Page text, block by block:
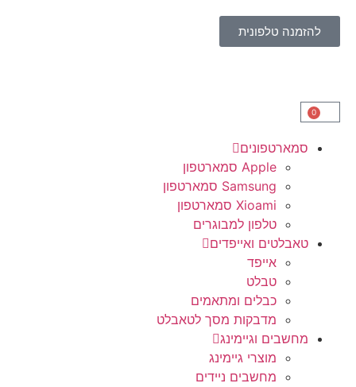
0
להזמנה טלפונית
סמארטפונים
Apple סמארטפון
Samsung סמארטפון
Xioami סמארטפון
טלפון למבוגרים
טאבלטים ואייפדים
אייפד
טבלט
כבלים ומתאמים
מדבקות מסך לטאבלט
מחשבים וגיימינג
מוצרי גיימינג
מחשבים ניידים